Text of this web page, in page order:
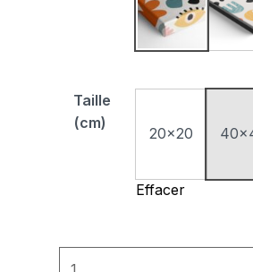
Tableau
Taille
(cm)
20x20
Effacer